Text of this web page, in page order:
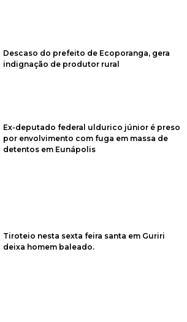
Descaso do prefeito de Ecoporanga, gera
indignação de produtor rural
Ex-deputado federal uldurico júnior é preso
por envolvimento com fuga em massa de
detentos em Eunápolis
Tiroteio nesta sexta feira santa em Guriri
deixa homem baleado.